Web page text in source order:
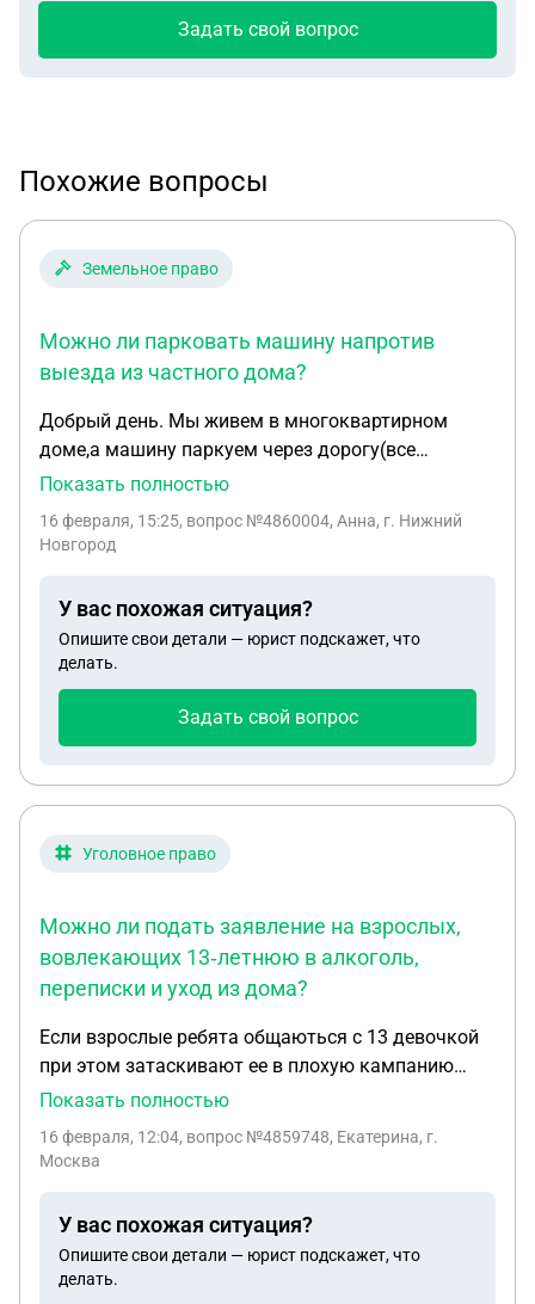
Задать свой вопрос
Похожие вопросы
Земельное право
Можно ли парковать машину напротив
выезда из частного дома?
Добрый день. Мы живем в многоквартирном
доме,а машину паркуем через дорогу(все
машины там паркуют из дома). Через дорогу от
машины, сзади стоит дом и выезд из дома мы
выезжать на газеле могут нас задеть. До забора
наверно метров 4-5, можем ли мы оставлять там
машину или должны сделать то, что попросили
хозяева? Сказали сегодня, что ходили в сельсовет
и там сказали, что есть какой-то закон про зону
попросили сместиться немного левее
Показать полностью
16 февраля, 15:25, вопрос №4860004, Анна, г. Нижний
Новгород
У вас похожая ситуация?
Опишите свои детали — юрист подскажет, что
делать.
Задать свой вопрос
Уголовное право
Можно ли подать заявление на взрослых,
вовлекающих 13‑летнюю в алкоголь,
переписки и уход из дома?
Если взрослые ребята общаються с 13 девочкой
при этом затаскивают ее в плохую кампанию
покупают им алкоголь и сигареты . Ведут
уходу из дома не только одного ребенка но
Показать полностью
16 февраля, 12:04, вопрос №4859748, Екатерина, г.
Москва
У вас похожая ситуация?
Опишите свои детали — юрист подскажет, что
делать.